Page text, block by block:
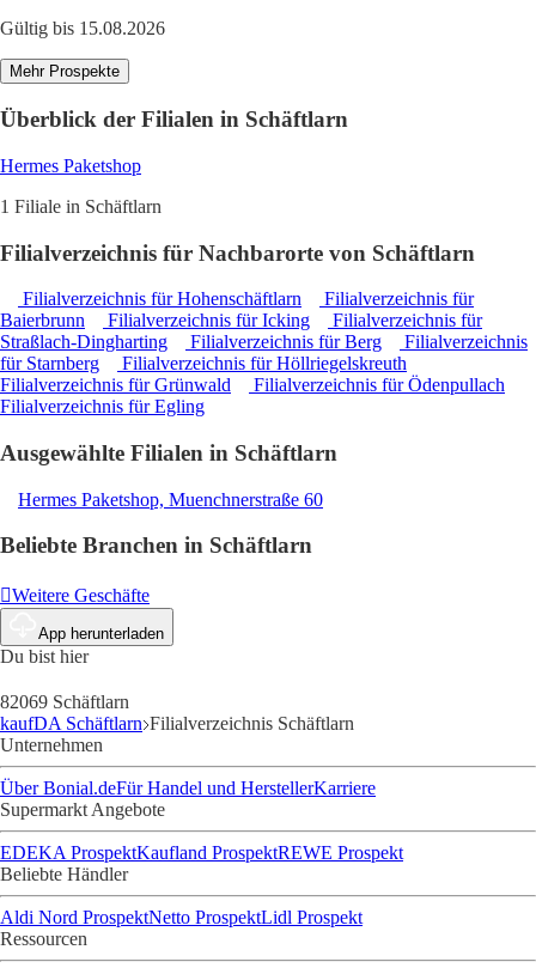
Gültig bis 15.08.2026
Mehr Prospekte
Überblick der Filialen in Schäftlarn
Hermes Paketshop
1 Filiale in Schäftlarn
Filialverzeichnis für Nachbarorte von Schäftlarn
Filialverzeichnis für Hohenschäftlarn
Filialverzeichnis für
Baierbrunn
Filialverzeichnis für Icking
Filialverzeichnis für
Straßlach-Dingharting
Filialverzeichnis für Berg
Filialverzeichnis
für Starnberg
Filialverzeichnis für Höllriegelskreuth
Filialverzeichnis für Grünwald
Filialverzeichnis für Ödenpullach
Filialverzeichnis für Egling
Ausgewählte Filialen in Schäftlarn
Hermes Paketshop, Muenchnerstraße 60
Beliebte Branchen in Schäftlarn
Weitere Geschäfte
App herunterladen
Du bist hier
82069 Schäftlarn
kaufDA Schäftlarn Filialverzeichnis Schäftlarn
Unternehmen
Über Bonial.deFür Handel und HerstellerKarriere
Supermarkt Angebote
EDEKA ProspektKaufland ProspektREWE Prospekt
Beliebte Händler
Aldi Nord ProspektNetto ProspektLidl Prospekt
Ressourcen